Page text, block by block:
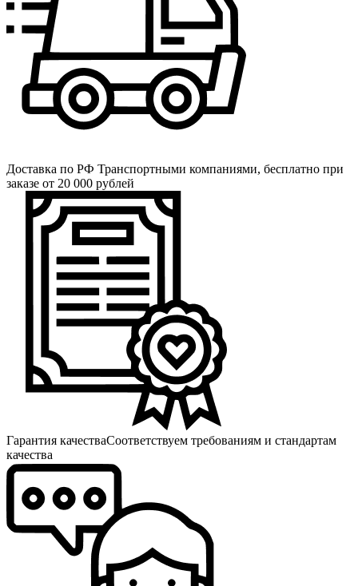
Доставка по РФ Транспортными компаниями, бесплатно при
заказе от 20 000 рублей
Гарантия качестваСоответствуем требованиям и стандартам
качества